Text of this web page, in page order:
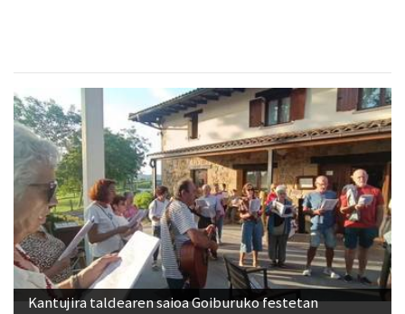
Kantujira taldearen saioa Goiburuko festetan